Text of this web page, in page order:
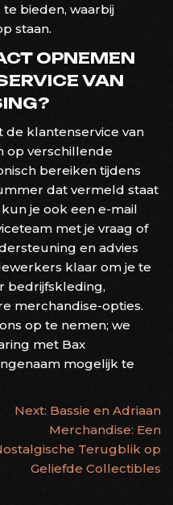
bieden, waarbij
staan.
OPNEMEN
VAN
klantenservice van
op verschillende
bereiken tijdens
dat vermeld staat
je ook een e-mail
met je vraag of
en advies
klaar om je te
bedrijfskleding,
merchandise-opties.
op te nemen; we
met Bax
mogelijk te
Next: Bassie en Adriaan
Merchandise: Een
Terugblik op
Geliefde Collectibles